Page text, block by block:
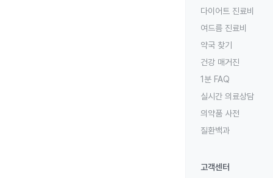
다이어트 진료비
여드름 진료비
약국 찾기
건강 매거진
1분 FAQ
실시간 의료상담
의약품 사전
질환백과
고객센터